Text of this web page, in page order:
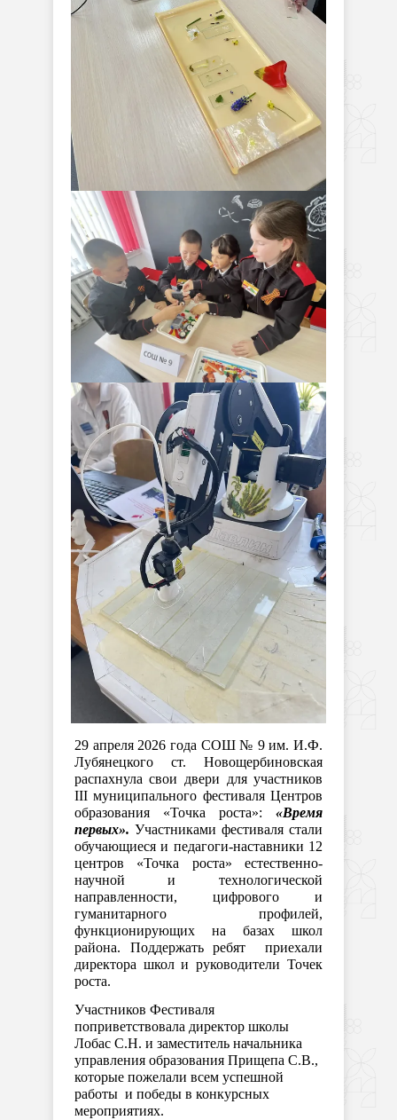
29 апреля 2026 года СОШ № 9 им. И.Ф.
Лубянецкого ст. Новощербиновская
распахнула свои двери для участников
IIIмуниципального фестиваля Центров
образования «Точка роста»:«Время
первых». Участниками фестиваля стали
обучающиеся и педагоги-наставники 12
центров «Точка роста» естественно-
научной и технологической
направленности, цифрового и
гуманитарного профилей,
функционирующих на базах школ
района. Поддержать ребят приехали
директора школ и руководители Точек
роста.
Участников Фестиваля
поприветствовала директор школы
Лобас С.Н. и заместитель начальника
управления образования Прищепа С.В.,
которые пожелали всем успешной
работы и победы в конкурсных
мероприятиях.